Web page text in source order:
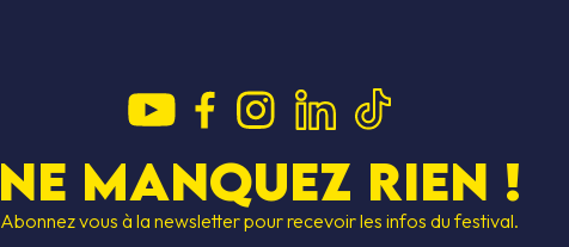
Ne manquez rien !
Abonnez vous à la newsletter pour recevoir les infos du festival.